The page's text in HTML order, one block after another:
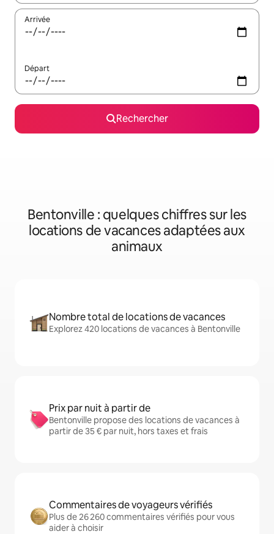
Arrivée
Départ
Rechercher
Bentonville : quelques chiffres sur les
locations de vacances adaptées aux
animaux
Nombre total de locations de vacances
Explorez 420 locations de vacances à Bentonville
Prix par nuit à partir de
Bentonville propose des locations de vacances à
partir de 35 € par nuit, hors taxes et frais
Commentaires de voyageurs vérifiés
Plus de 26 260 commentaires vérifiés pour vous
aider à choisir